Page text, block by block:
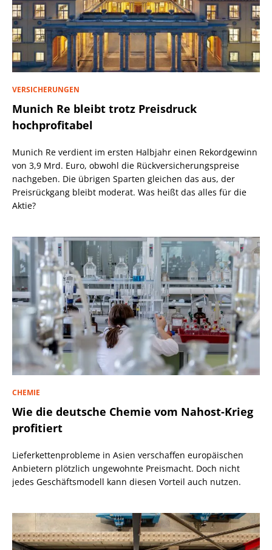
VERSICHERUNGEN
Munich Re bleibt trotz Preisdruck
hochprofitabel
Munich Re verdient im ersten Halbjahr einen Rekordgewinn
von 3,9 Mrd. Euro, obwohl die Rückversicherungspreise
nachgeben. Die übrigen Sparten gleichen das aus, der
Preisrückgang bleibt moderat. Was heißt das alles für die
Aktie?
CHEMIE
Wie die deutsche Chemie vom Nahost-Krieg
profitiert
Lieferkettenprobleme in Asien verschaffen europäischen
Anbietern plötzlich ungewohnte Preismacht. Doch nicht
jedes Geschäftsmodell kann diesen Vorteil auch nutzen.